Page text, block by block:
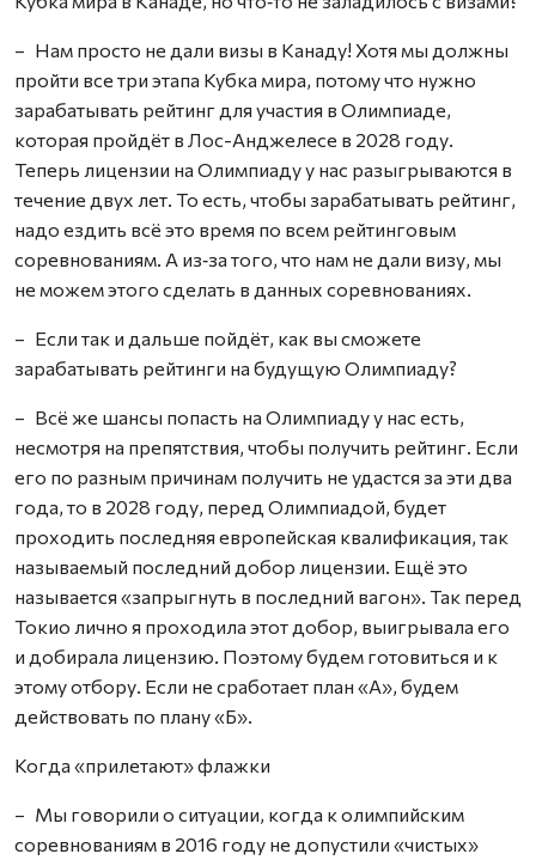
– Нам просто не дали визы в Канаду! Хотя мы должны
пройти все три этапа Кубка мира, потому что нужно
зарабатывать рейтинг для участия в Олимпиаде,
которая пройдёт в Лос-Анджелесе в 2028 году.
Теперь лицензии на Олимпиаду у нас разыгрываются в
течение двух лет. То есть, чтобы зарабатывать рейтинг,
надо ездить всё это время по всем рейтинговым
соревнованиям. А из‑за того, что нам не дали визу, мы
не можем этого сделать в данных соревнованиях.
– Если так и дальше пойдёт, как вы сможете
зарабатывать рейтинги на будущую Олимпиаду?
– Всё же шансы попасть на Олимпиаду у нас есть,
несмотря на препятствия, чтобы получить рейтинг. Если
его по разным причинам получить не удастся за эти два
года, то в 2028 году, перед Олимпиадой, будет
проходить последняя европейская квалификация, так
называемый последний добор лицензии. Ещё это
называется «запрыгнуть в последний вагон». Так перед
Токио лично я проходила этот добор, выигрывала его
и добирала лицензию. Поэтому будем готовиться и к
этому отбору. Если не сработает план «А», будем
действовать по плану «Б».
Когда «прилетают» флажки
– Мы говорили о ситуации, когда к олимпийским
соревнованиям в 2016 году не допустили «чистых»